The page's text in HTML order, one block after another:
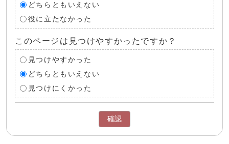
どちらともいえない
役に立たなかった
このページは見つけやすかったですか？
見つけやすかった
どちらともいえない
見つけにくかった
確認